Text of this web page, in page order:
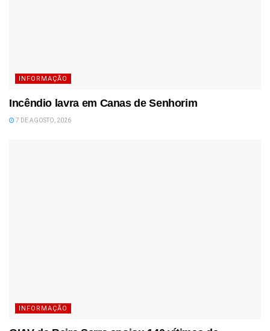
INFORMAÇÃO
Incêndio lavra em Canas de Senhorim
7 DE AGOSTO, 2026
INFORMAÇÃO